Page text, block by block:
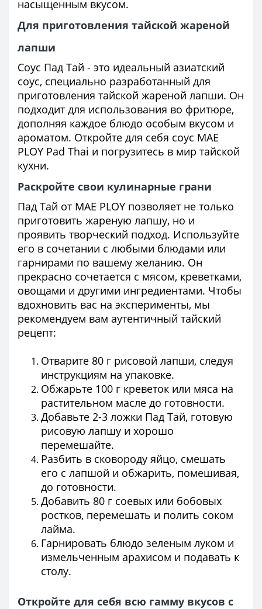
насыщенным вкусом.
Для приготовления тайской жареной
лапши
Соус Пад Тай - это идеальный азиатский
соус, специально разработанный для
приготовления тайской жареной лапши. Он
подходит для использования во фритюре,
дополняя каждое блюдо особым вкусом и
ароматом. Откройте для себя соус MAE
PLOY Pad Thai и погрузитесь в мир тайской
кухни.
Раскройте свои кулинарные грани
Пад Тай от MAE PLOY позволяет не только
приготовить жареную лапшу, но и
проявить творческий подход. Используйте
его в сочетании с любыми блюдами или
гарнирами по вашему желанию. Он
прекрасно сочетается с мясом, креветками,
овощами и другими ингредиентами. Чтобы
вдохновить вас на эксперименты, мы
рекомендуем вам аутентичный тайский
рецепт:
Отварите 80 г рисовой лапши, следуя
инструкциям на упаковке.
Обжарьте 100 г креветок или мяса на
растительном масле до готовности.
Добавьте 2-3 ложки Пад Тай, готовую
рисовую лапшу и хорошо
перемешайте.
Разбить в сковороду яйцо, смешать
его с лапшой и обжарить, помешивая,
до готовности.
Добавить 80 г соевых или бобовых
ростков, перемешать и полить соком
лайма.
Гарнировать блюдо зеленым луком и
измельченным арахисом и подавать к
столу.
Откройте для себя всю гамму вкусов с